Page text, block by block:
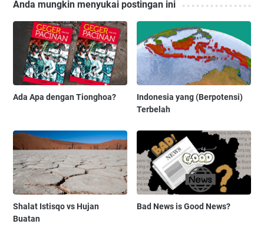
Anda mungkin menyukai postingan ini
Ada Apa dengan Tionghoa?
Indonesia yang (Berpotensi)
Terbelah
Shalat Istisqo vs Hujan
Buatan
Bad News is Good News?